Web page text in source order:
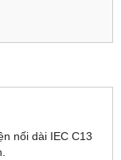
nối dài IEC C13